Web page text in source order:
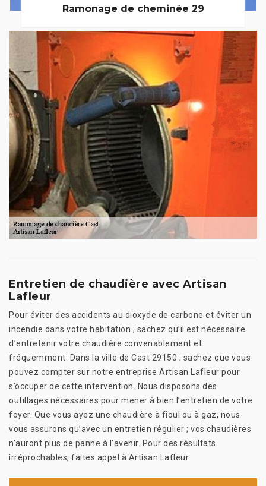
Ramonage de cheminée 29
Entretien de chaudière avec Artisan
Lafleur
Pour éviter des accidents au dioxyde de carbone et éviter un
incendie dans votre habitation ; sachez qu’il est nécessaire
d’entretenir votre chaudière convenablement et
fréquemment. Dans la ville de Cast 29150 ; sachez que vous
pouvez compter sur notre entreprise Artisan Lafleur pour
s’occuper de cette intervention. Nous disposons des
outillages nécessaires pour mener à bien l’entretien de votre
foyer. Que vous ayez une chaudière à fioul ou à gaz, nous
vous assurons qu’avec un entretien régulier ; vos chaudières
n’auront plus de panne à l’avenir. Pour des résultats
irréprochables, faites appel à Artisan Lafleur.